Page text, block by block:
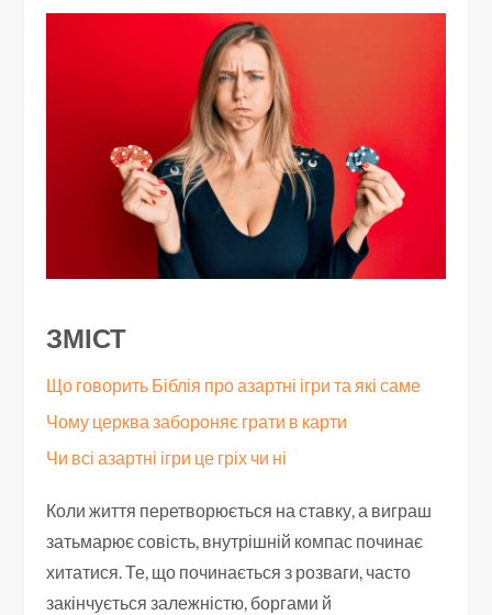
ЗМІСТ
Що говорить Біблія про азартні ігри та які саме
Чому церква забороняє грати в карти
Чи всі азартні ігри це гріх чи ні
Коли життя перетворюється на ставку, а виграш
затьмарює совість, внутрішній компас починає
хитатися. Те, що починається з розваги, часто
закінчується залежністю, боргами й